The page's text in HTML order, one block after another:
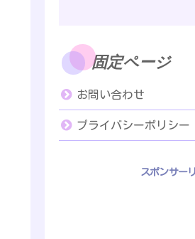
固定ページ
お問い合わせ
プライバシーポリシー
スポンサー